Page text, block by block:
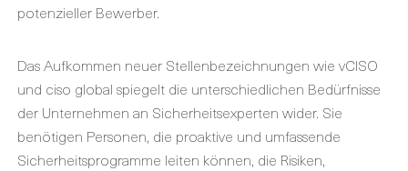
potenzieller Bewerber.
Das Aufkommen neuer Stellenbezeichnungen wie vCISO
und ciso global spiegelt die unterschiedlichen Bedürfnisse
der Unternehmen an Sicherheitsexperten wider. Sie
benötigen Personen, die proaktive und umfassende
Sicherheitsprogramme leiten können, die Risiken,